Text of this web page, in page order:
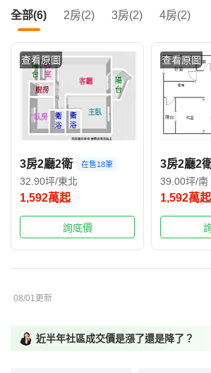
全部(6) 2房(2) 3房(2) 4房(2)
查看原圖
3房2廳2衛 在售18筆
32.90坪/東北
1,592萬起
詢底價
查看原圖
3房2廳2
39.00坪/南
1,592萬起
08/01更新
近半年社區成交價是漲了還是降了？